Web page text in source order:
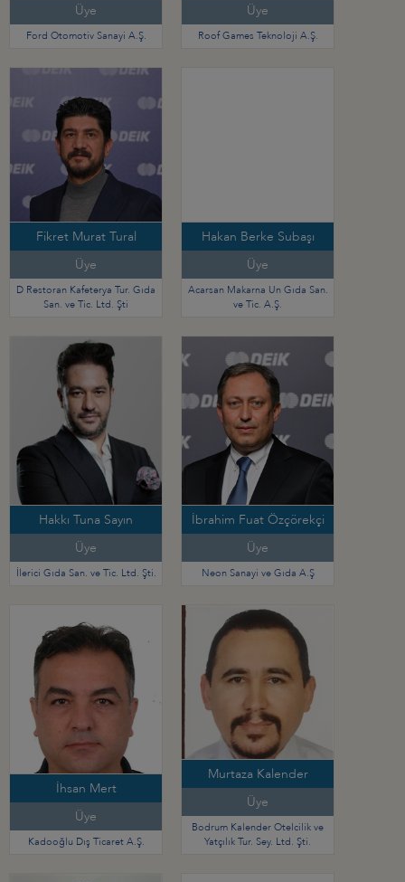
Üye
Ford Otomotiv Sanayi A.Ş.
Üye
Roof Games Teknoloji A.Ş.
Fikret Murat Tural
Üye
D Restoran Kafeterya Tur. Gıda
San. ve Tic. Ltd. Şti
Hakan Berke Subaşı
Üye
Acarsan Makarna Un Gıda San.
ve Tic. A.Ş.
Hakkı Tuna Sayın
Üye
İlerici Gıda San. ve Tic. Ltd. Şti.
İbrahim Fuat Özçörekçi
Üye
Neon Sanayi ve Gıda A.Ş
İhsan Mert
Üye
Kadooğlu Dış Ticaret A.Ş.
Murtaza Kalender
Üye
Bodrum Kalender Otelcilik ve
Yatçılık Tur. Sey. Ltd. Şti.